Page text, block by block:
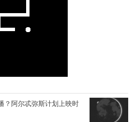
？阿尔忒弥斯计划上映时